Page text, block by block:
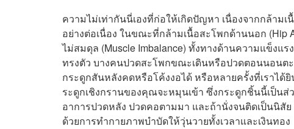
ความไม่เท่ากันนี่เองที่ก่อให้เกิดปัญหา เนื่องจากกล้าม
อย่างต่อเนื่อง ในขณะที่กล้ามเนื้อสะโพกด้านนอก
ไม่สมดุล (Muscle Imbalance) ทั้งทางด้านความแข็งแ
ทรงตัว บางคนปวดสะโพกขณะเดินหรือปวดตอนนอนต
กระดูกสันหลังคดหรือโค้งงอได้ หรือหลายครั้งที่เราได้
ระดูกเชิงกรานของคุณจะหมุนเข้า ซึ่งกระดูกชิ้นนี้เป็น
อาการปวดหลัง ปวดคอตามมา และถ้านั่งจนติดเป็นนิสั
ด้วยการทำกายภาพบำบัดให้วุ่นวายทั้งเวลาและเงินทอง